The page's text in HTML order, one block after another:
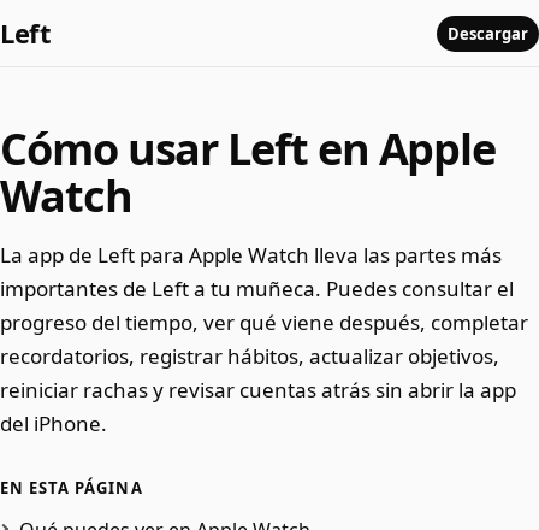
Left Descargar
Cómo usar Left en Apple
Watch
La app de Left para Apple Watch lleva las partes más
importantes de Left a tu muñeca. Puedes consultar el
progreso del tiempo, ver qué viene después, completar
recordatorios, registrar hábitos, actualizar objetivos,
reiniciar rachas y revisar cuentas atrás sin abrir la app
del iPhone.
EN ESTA PÁGINA